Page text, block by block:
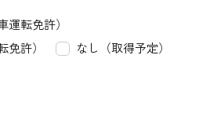
転免許）
許）
なし（取得予定）